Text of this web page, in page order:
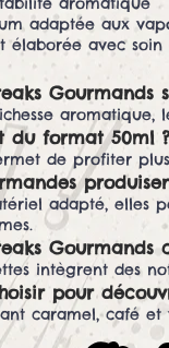
adaptée aux
élaborée avec
aromatique,
du format 50ml ?
de profiter
adapté, elles
intègrent des
pour
caramel, café